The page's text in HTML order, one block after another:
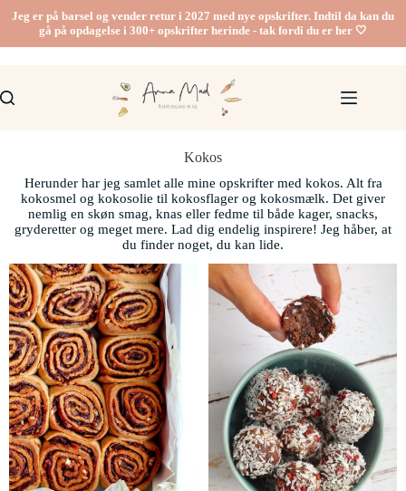
Jeg er på barsel og vender retur i 2027 med nye opskrifter. Indtil da kan du
gå på opdagelse i 300+ opskrifter herinde - tak fordi du er her 🤍
Kokos
Herunder har jeg samlet alle mine opskrifter med kokos. Alt fra
kokosmel og kokosolie til kokosflager og kokosmælk. Det giver
nemlig en skøn smag, knas eller fedme til både kager, snacks,
gryderetter og meget mere. Lad dig endelig inspirere! Jeg håber, at
du finder noget, du kan lide.